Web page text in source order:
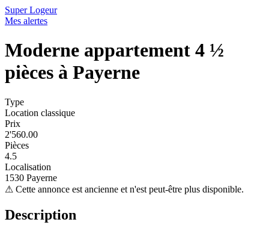
Super Logeur
Mes alertes
Moderne appartement 4 ½
pièces à Payerne
Type
Location classique
Prix
2'560.00
Pièces
4.5
Localisation
1530 Payerne
⚠ Cette annonce est ancienne et n'est peut-être plus disponible.
Description